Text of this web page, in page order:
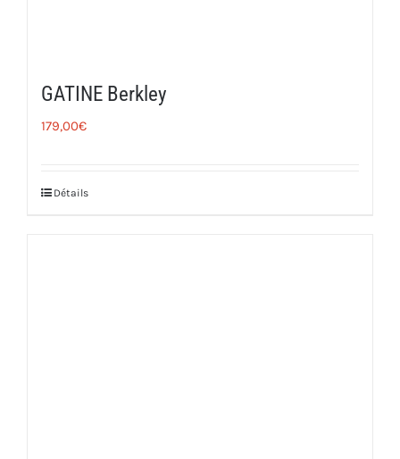
GATINE Berkley
179,00€
Détails